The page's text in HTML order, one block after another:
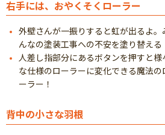
右手には、おやくそくローラー
外壁さんが一振りすると虹が出るよ。
んなの塗装工事への不安を塗り替える
人差し指部分にあるボタンを押すと様
な仕様のローラーに変化できる魔法の
ーラー！
背中の小さな羽根